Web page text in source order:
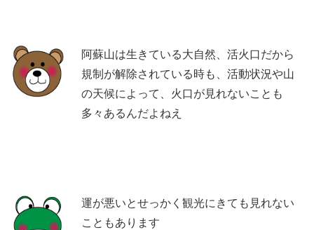
阿蘇山は生きている大自然、活火口だから
規制が解除されている時も、活動状況や山
の天候によって、火口が見れないことも
多々あるんだよねえ
運が悪いとせっかく観光にきても見れない
こともあります